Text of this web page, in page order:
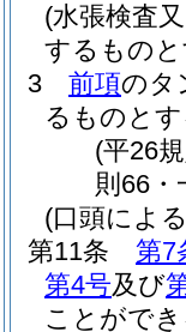
(水張検査
するもの
3
前項のタ
るものと
(平26
則66・
(口頭によ
第11条
第7
第4号及び
ことがで